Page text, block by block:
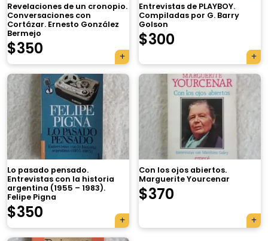
Revelaciones de un cronopio.
Conversaciones con
Cortázar. Ernesto González
Bermejo
$350
Entrevistas de PLAYBOY.
Compiladas por G. Barry
Golson
$300
Lo pasado pensado.
Entrevistas con la historia
argentina (1955 – 1983).
Felipe Pigna
$350
Con los ojos abiertos.
Marguerite Yourcenar
$370